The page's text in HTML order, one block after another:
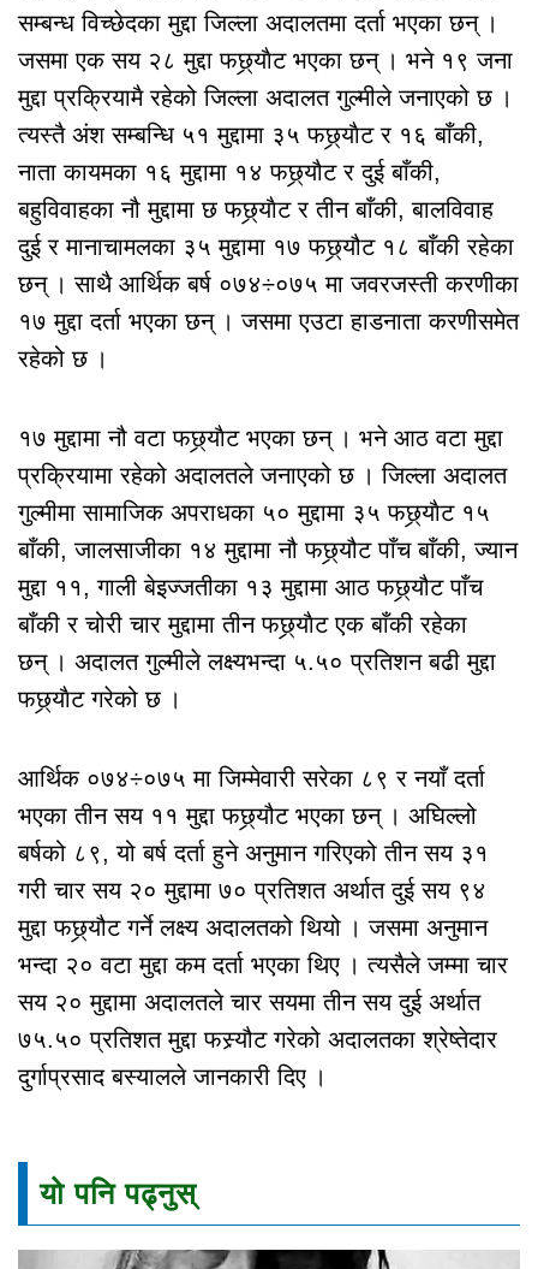
सम्बन्ध विच्छेदका मुद्दा जिल्ला अदालतमा दर्ता भएका छन् ।
जसमा एक सय २८ मुद्दा फछ्र्याैट भएका छन् । भने १९ जना
मुद्दा प्रक्रियामै रहेको जिल्ला अदालत गुल्मीले जनाएको छ ।
त्यस्तै अंश सम्बन्धि ५१ मुद्दामा ३५ फछ्र्याैट र १६ बाँकी,
नाता कायमका १६ मुद्दामा १४ फछ्र्यौट र दुई बाँकी,
बहुविवाहका नौ मुद्दामा छ फछ्र्याैट र तीन बाँकी, बालविवाह
दुई र मानाचामलका ३५ मुद्दामा १७ फछ्र्यौट १८ बाँकी रहेका
छन् । साथै आर्थिक बर्ष ०७४÷०७५ मा जवरजस्ती करणीका
१७ मुद्दा दर्ता भएका छन् । जसमा एउटा हाडनाता करणीसमेत
रहेको छ ।
१७ मुद्दामा नौ वटा फछ्र्याैट भएका छन् । भने आठ वटा मुद्दा
प्रक्रियामा रहेको अदालतले जनाएको छ । जिल्ला अदालत
गुल्मीमा सामाजिक अपराधका ५० मुद्दामा ३५ फछ्र्याैट १५
बाँकी, जालसाजीका १४ मुद्दामा नौ फछ्र्यौट पाँच बाँकी, ज्यान
मुद्दा ११, गाली बेइज्जतीका १३ मुद्दामा आठ फछ्र्यौट पाँच
बाँकी र चोरी चार मुद्दामा तीन फछ्र्याैट एक बाँकी रहेका
छन् । अदालत गुल्मीले लक्ष्यभन्दा ५.५० प्रतिशन बढी मुद्दा
फछ्र्याैट गरेको छ ।
आर्थिक ०७४÷०७५ मा जिम्मेवारी सरेका ८९ र नयाँ दर्ता
भएका तीन सय ११ मुद्दा फछ्र्यौट भएका छन् । अघिल्लो
बर्षको ८९, यो बर्ष दर्ता हुने अनुमान गरिएको तीन सय ३१
गरी चार सय २० मुद्दामा ७० प्रतिशत अर्थात दुई सय ९४
मुद्दा फछ्र्यौट गर्ने लक्ष्य अदालतको थियो । जसमा अनुमान
भन्दा २० वटा मुद्दा कम दर्ता भएका थिए । त्यसैले जम्मा चार
सय २० मुद्दामा अदालतले चार सयमा तीन सय दुई अर्थात
७५.५० प्रतिशत मुद्दा फस्र्यौट गरेको अदालतका श्रेष्तेदार
दुर्गाप्रसाद बस्यालले जानकारी दिए ।
यो पनि पढ्नुस्